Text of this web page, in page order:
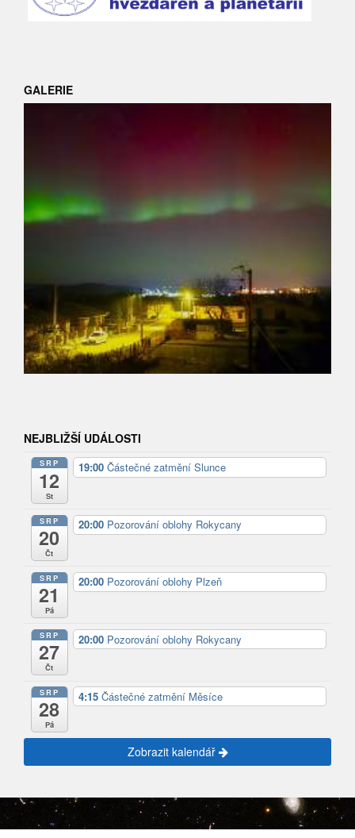
GALERIE
NEJBLIŽŠÍ UDÁLOSTI
SRP
12
St
19:00 Částečné zatmění Slunce
SRP
20
Čt
20:00 Pozorování oblohy Rokycany
SRP
21
Pá
20:00 Pozorování oblohy Plzeň
SRP
27
Čt
20:00 Pozorování oblohy Rokycany
SRP
28
Pá
4:15 Částečné zatmění Měsíce
Zobrazit kalendář